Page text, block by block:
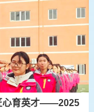
心育英才——2025